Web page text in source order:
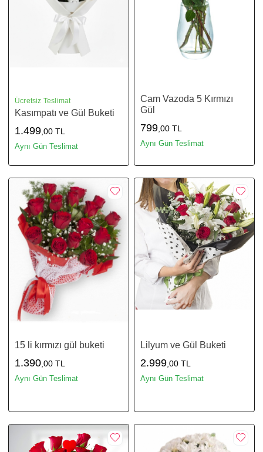
Ücretsiz Teslimat
Kasımpatı ve Gül Buketi
1.499,00 TL
Aynı Gün Teslimat
Cam Vazoda 5 Kırmızı
Gül
799,00 TL
Aynı Gün Teslimat
15 li kırmızı gül buketi
1.390,00 TL
Aynı Gün Teslimat
Lilyum ve Gül Buketi
2.999,00 TL
Aynı Gün Teslimat